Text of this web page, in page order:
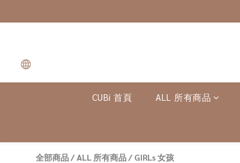
CUBi 首頁 ALL 所有商品
全部商品/ALL 所有商品/ GIRLs 女孩